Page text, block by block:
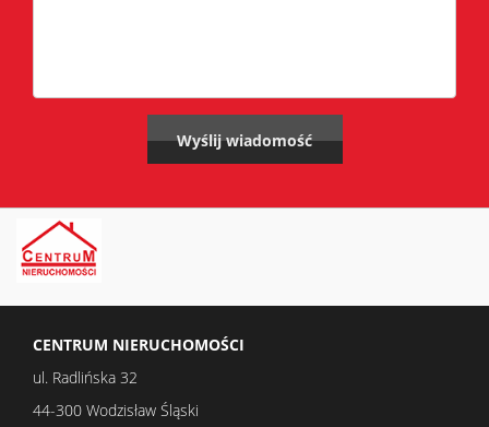
CENTRUM NIERUCHOMOŚCI
ul. Radlińska 32
44-300 Wodzisław Śląski